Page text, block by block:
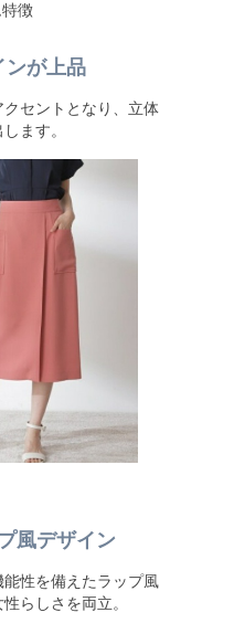
徴
ンが上品
セントとなり、立体
ます。
風デザイン
性を備えたラップ風
らしさを両立。